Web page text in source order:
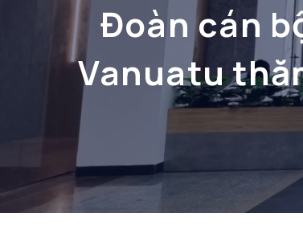
Đoàn cán
Vanuatu